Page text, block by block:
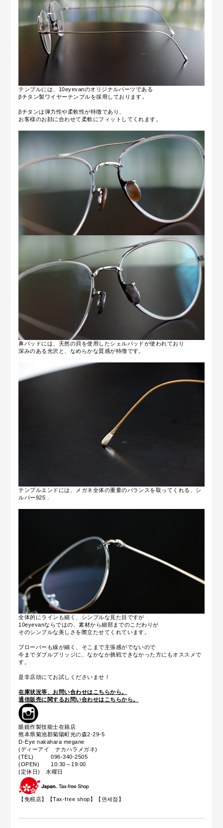
テンプルには、10eyevanのオリジナルパーツである
βチタン製ワイヤーテンプルを採用しております。
βチタンは弾力性や柔軟性が特徴であり、
お客様のお顔に合わせて柔軟にフィットしてくれます。
鼻パッドには、天然の貝を使用したシェルパッドが使われており
深みのある光沢と、なめらかな質感が特徴です。
テンプルエンドには、メガネ全体の重量のバランスを取ってくれる、シ
ルバー925．
全体的にラインも細く、シンプルな見た目ですが
10eyevanならではの、素材から細部までのこだわりが
そのシンプルな美しさを際立たせてくれています。
ブローバーも線が細く、そこまで主張感がでないので
今までダブルブリッジに、なかなか挑戦できなかった方にもオススメで
す。
是非店頭にてお試しくださいませ！
在庫状況等、お問い合わせはこちらから。
通信販売に関するお問い合わせはこちらから。
眼鏡作製技能士在籍店
熊本県菊池郡菊陽町光の森2-29-5
D-Eye nakahara megane
(ディーアイ ナカハラメガネ)
(TEL) 096-340-2505
(OPEN) 10:30～19:00
(定休日) 水曜日
【免税店】【Tax-free shop】【면세점】